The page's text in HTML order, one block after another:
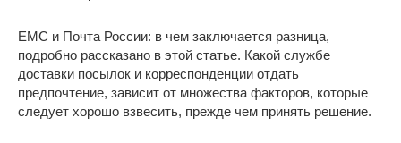
ЕМС и Почта России: в чем заключается разница,
подробно рассказано в этой статье. Какой службе
доставки посылок и корреспонденции отдать
предпочтение, зависит от множества факторов, которые
следует хорошо взвесить, прежде чем принять решение.